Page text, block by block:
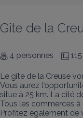
Gîte de la
4 personnes
Le gîte de la Creuse
Vous aurez
situe à 25 km. La cité
Tous les commerces à
Profitez également de